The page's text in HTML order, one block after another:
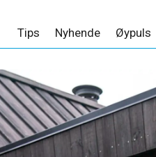
Tips Nyhende Øypuls